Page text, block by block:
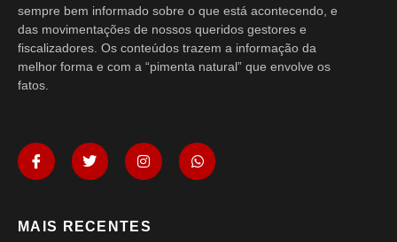
sempre bem informado sobre o que está acontecendo, e
das movimentações de nossos queridos gestores e
fiscalizadores. Os conteúdos trazem a informação da
melhor forma e com a “pimenta natural” que envolve os
fatos.
MAIS RECENTES